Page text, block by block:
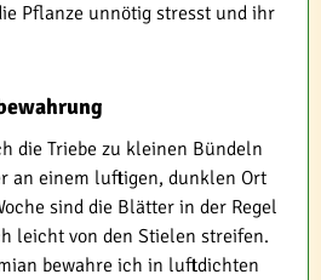
Pflanze unnötig stresst und ihr
die Triebe zu kleinen Bündeln
an einem luftigen, dunklen Ort
sind die Blätter in der Regel
leicht von den Stielen streifen.
bewahre ich in luftdichten